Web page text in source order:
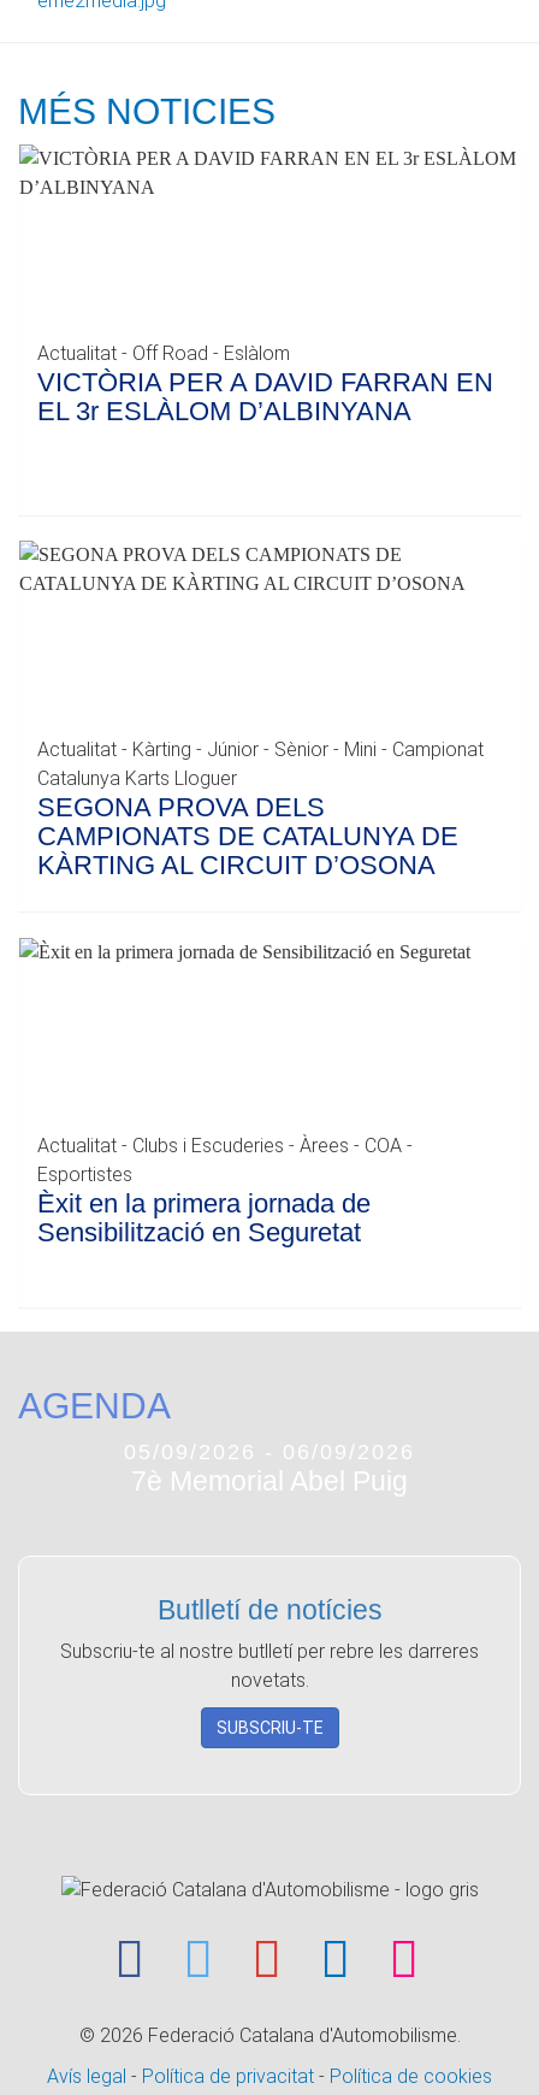
MÉS NOTICIES
Actualitat - Off Road - Eslàlom
VICTÒRIA PER A DAVID FARRAN EN
EL 3r ESLÀLOM D’ALBINYANA
Actualitat - Kàrting - Júnior - Sènior - Mini - Campionat
Catalunya Karts Lloguer
SEGONA PROVA DELS
CAMPIONATS DE CATALUNYA DE
KÀRTING AL CIRCUIT D’OSONA
Actualitat - Clubs i Escuderies - Àrees - COA -
Esportistes
Èxit en la primera jornada de
Sensibilització en Seguretat
AGENDA
05/09/2026 - 06/09/2026
7è Memorial Abel Puig
Butlletí de notícies
Subscriu-te al nostre butlletí per rebre les darreres
novetats.
SUBSCRIU-TE
© 2026 Federació Catalana d'Automobilisme.
Avís legal - Política de privacitat - Política de cookies